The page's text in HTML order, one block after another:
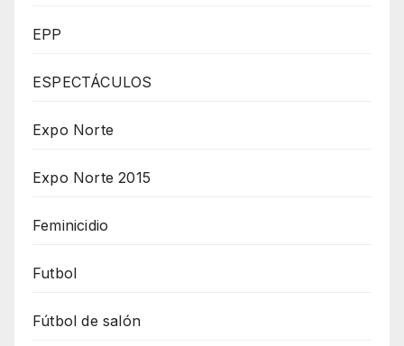
EPP
ESPECTÁCULOS
Expo Norte
Expo Norte 2015
Feminicidio
Futbol
Fútbol de salón